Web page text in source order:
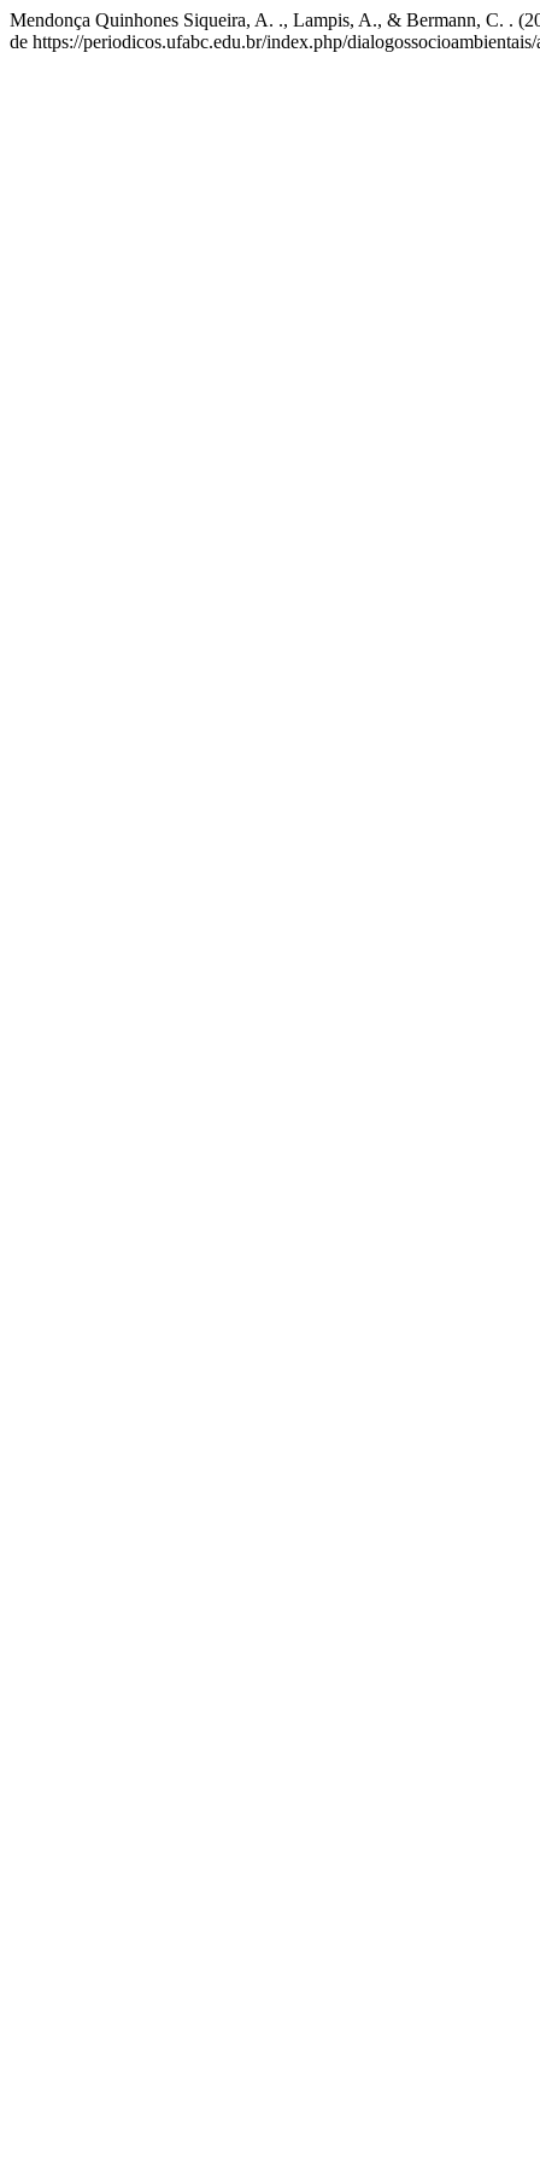
Mendonça Quinhones Siqueira, A. ., Lampis, A., & Bermann, C. .
de https://periodicos.ufabc.edu.br/index.php/